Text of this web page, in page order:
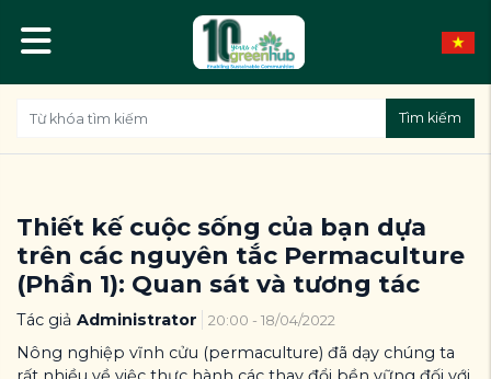
Tìm kiếm
Thiết kế cuộc sống của bạn dựa
trên các nguyên tắc Permaculture
(Phần 1): Quan sát và tương tác
Tác giả Administrator 20:00 - 18/04/2022
Nông nghiệp vĩnh cửu (permaculture) đã dạy chúng ta